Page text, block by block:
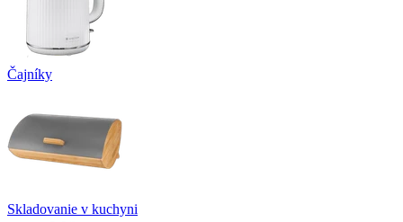
Čajníky
Skladovanie v kuchyni